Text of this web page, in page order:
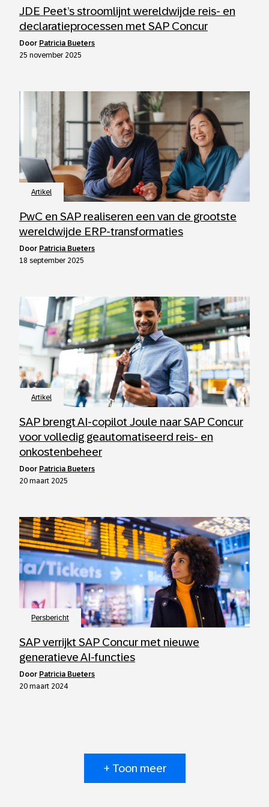
JDE Peet’s stroomlijnt wereldwijde reis- en
declaratieprocessen met SAP Concur
door Patricia Bueters
25 november 2025
Artikel
PwC en SAP realiseren een van de grootste
wereldwijde ERP-transformaties
door Patricia Bueters
18 september 2025
Artikel
SAP brengt AI-copilot Joule naar SAP Concur
voor volledig geautomatiseerd reis- en
onkostenbeheer
door Patricia Bueters
20 maart 2025
Persbericht
SAP verrijkt SAP Concur met nieuwe
generatieve AI-functies
door Patricia Bueters
20 maart 2024
+ Toon meer